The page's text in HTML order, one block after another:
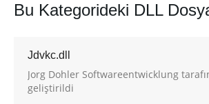
Bu Kategorideki DLL
Jdvkc.dll
Jorg Dohler Softwareentwicklung
geliştirildi